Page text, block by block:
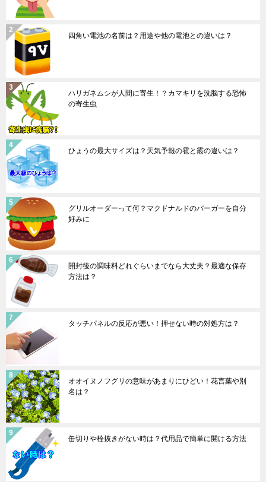
四角い電池の名前は？用途や他の電池との違いは？
ハリガネムシが人間に寄生！？カマキリを洗脳する恐怖
の寄生虫
ひょうの最大サイズは？天気予報の雹と霰の違いは？
グリルオーダーって何？マクドナルドのバーガーを自分
好みに
開封後の調味料どれぐらいまでなら大丈夫？最適な保存
方法は？
タッチパネルの反応が悪い！押せない時の対処方は？
オオイヌノフグリの意味があまりにひどい！花言葉や別
名は？
缶切りや栓抜きがない時は？代用品で簡単に開ける方法